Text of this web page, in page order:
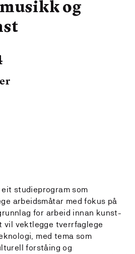
og
studieprogram som
arbeidsmåtar med fokus på
for arbeid innan kunst-
vektlegge tverrfaglege
med tema som
forståing og